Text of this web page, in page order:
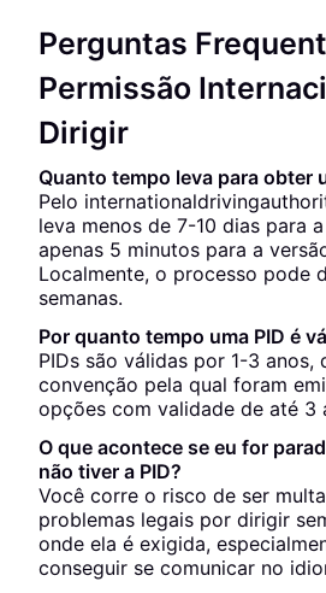
Perguntas
Permissão
Dirigir
Quanto tempo leva para obter
Pelo
leva menos de 7-10 dias para
apenas 5 minutos para a
Localmente, o processo pode
semanas.
Por quanto tempo uma PID é
PIDs são válidas por 1-3 anos,
convenção pela qual foram
opções com validade de até 3
O que acontece se eu for
não tiver a PID?
Você corre o risco de ser
problemas legais por dirigir
onde ela é exigida,
conseguir se comunicar no